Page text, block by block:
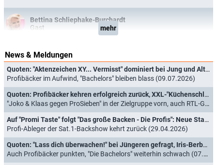
Bettina Schliephake-Burchardt
Gast
mehr
News & Meldungen
Quoten: "Aktenzeichen XY... Vermisst" dominiert bei Jung und Alt trotz Rückgang
Profibäcker im Aufwind, "Bachelors" bleiben blass (09.07.2026)
Quoten: Profibäcker kehren erfolgreich zurück, XXL-"Küchenschlacht" schmiert ab
"Joko & Klaas gegen ProSieben" in der Zielgruppe vorn, auch RTL-Gehaltsranking punktet (28.05.2026)
Auf "Promi Taste" folgt "Das große Backen - Die Profis": Neue Staffel in Sicht
Profi-Ableger der Sat.1-Backshow kehrt zurück (29.04.2026)
Quoten: "Lass dich überwachen!" bei Jüngeren gefragt, Iris-Berben-Film siegt beim Gesamtpublikum
Auch Profibäcker punkten, "Die Bachelors" weiterhin schwach (07.08.2025)